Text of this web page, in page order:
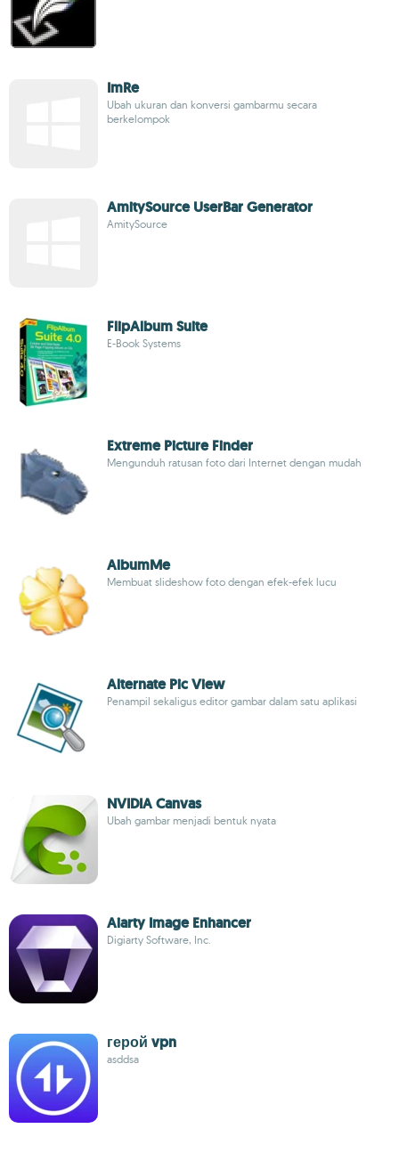
ImRe
Ubah ukuran dan konversi gambarmu secara
berkelompok
AmitySource UserBar Generator
AmitySource
FlipAlbum Suite
E-Book Systems
Extreme Picture Finder
Mengunduh ratusan foto dari Internet dengan mudah
AlbumMe
Membuat slideshow foto dengan efek-efek lucu
Alternate Pic View
Penampil sekaligus editor gambar dalam satu aplikasi
NVIDIA Canvas
Ubah gambar menjadi bentuk nyata
Aiarty Image Enhancer
Digiarty Software, Inc.
герой vpn
asddsa